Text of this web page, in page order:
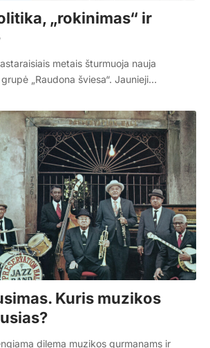
„rokinimas“ ir
metais šturmuoja nauja
„Raudona šviesa“. Jaunieji…
Kuris muzikos
dilema muzikos gurmanams ir